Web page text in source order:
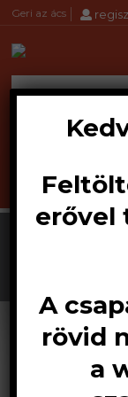
Geri az ács
search
erővel
A
rövid
a